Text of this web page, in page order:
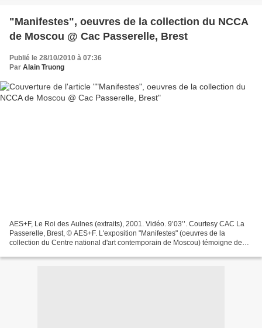
"Manifestes", oeuvres de la collection du NCCA
de Moscou @ Cac Passerelle, Brest
Publié le 28/10/2010 à 07:36
Par Alain Truong
AES+F, Le Roi des Aulnes (extraits), 2001. Vidéo. 9’03’’. Courtesy CAC La
Passerelle, Brest, © AES+F. L'exposition "Manifestes" (oeuvres de la
collection du Centre national d'art contemporain de Moscou) témoigne de